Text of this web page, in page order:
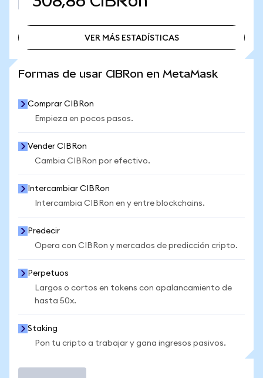
VER MÁS ESTADÍSTICAS
Formas de usar CIBRon en MetaMask
Comprar CIBRon
Empieza en pocos pasos.
Vender CIBRon
Cambia CIBRon por efectivo.
Intercambiar CIBRon
Intercambia CIBRon en y entre blockchains.
Predecir
Opera con CIBRon y mercados de predicción cripto.
Perpetuos
Largos o cortos en tokens con apalancamiento de
hasta 50x.
Staking
Pon tu cripto a trabajar y gana ingresos pasivos.